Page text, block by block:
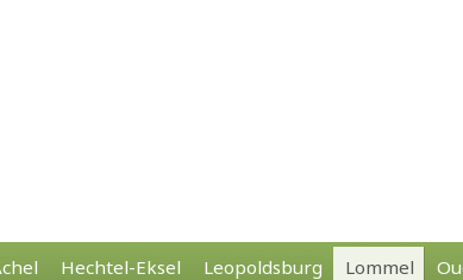
Hechtel-Eksel Leopoldsburg Lommel